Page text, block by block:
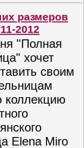
размеров
2012
"Полная
хочет
своим
коллекцию
Elena Miro